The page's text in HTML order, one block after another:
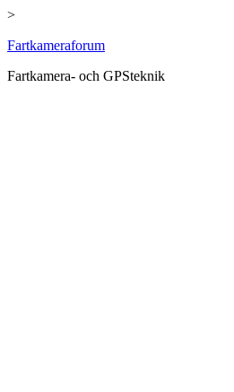
>
Hoppa
innehåll
Fartkameraforum
Fartkamera- och GPSteknik